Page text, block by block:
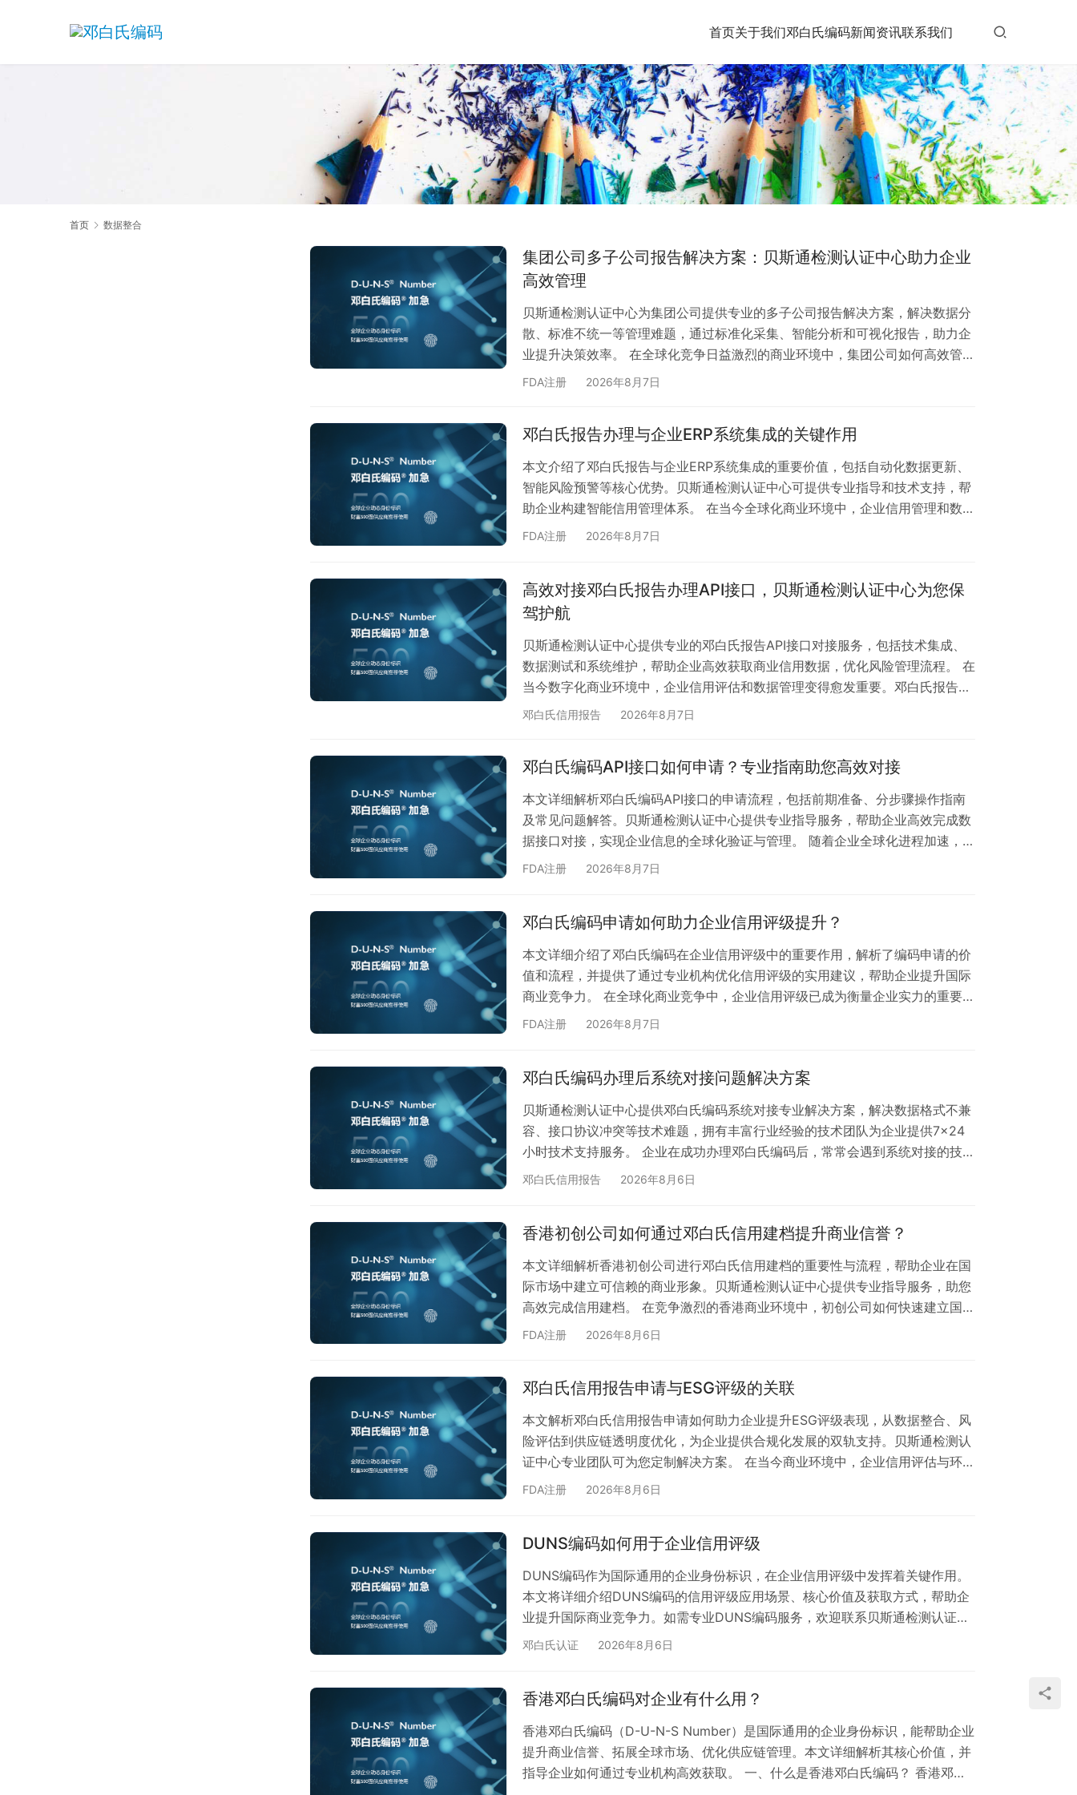
首页关于我们邓白氏编码新闻资讯联系我们
首页 数据整合
集团公司多子公司报告解决方案：贝斯通检测认证中心助力企业
高效管理
贝斯通检测认证中心为集团公司提供专业的多子公司报告解决方案，解决数据分
散、标准不统一等管理难题，通过标准化采集、智能分析和可视化报告，助力企
业提升决策效率。 在全球化竞争日益激烈的商业环境中，集团公司如何高效管理
旗下多子公司运营数据成为关键挑战。贝斯通检测认证中心凭借专业服务能力，
题： 子公司数据分散，难以形成统一视图 报告标准不统一，影响决策效率 合规
风…
FDA注册 2026年8月7日
邓白氏报告办理与企业ERP系统集成的关键作用
本文介绍了邓白氏报告与企业ERP系统集成的重要价值，包括自动化数据更新、
智能风险预警等核心优势。贝斯通检测认证中心可提供专业指导和技术支持，帮
助企业构建智能信用管理体系。 在当今全球化商业环境中，企业信用管理和数据
整合能力已成为核心竞争力。邓白氏报告作为国际通用的商业信用评估工具，与
等关键商业信息，广泛应用于： 供应商风险评估与管理 国际业务合作伙伴筛…
FDA注册 2026年8月7日
高效对接邓白氏报告办理API接口，贝斯通检测认证中心为您保
驾护航
贝斯通检测认证中心提供专业的邓白氏报告API接口对接服务，包括技术集成、
数据测试和系统维护，帮助企业高效获取商业信用数据，优化风险管理流程。 在
当今数字化商业环境中，企业信用评估和数据管理变得愈发重要。邓白氏报告作
为全球公认的商业信用评估标准，其API接口对接服务能够帮助企业实现数据的
测认证中心进行API接口对接？ 1. 专业技术支持：我们的技术团队精通…
邓白氏信用报告 2026年8月7日
邓白氏编码API接口如何申请？专业指南助您高效对接
本文详细解析邓白氏编码API接口的申请流程，包括前期准备、分步骤操作指南
及常见问题解答。贝斯通检测认证中心提供专业指导服务，帮助企业高效完成数
据接口对接，实现企业信息的全球化验证与管理。 随着企业全球化进程加速，邓
白氏编码（D-U-N-S Number）作为国际通用的企业身份标识，其API接口对接
的实时验证与数据同步，主要应用于：• 跨境贸易企业资质核…
FDA注册 2026年8月7日
邓白氏编码申请如何助力企业信用评级提升？
本文详细介绍了邓白氏编码在企业信用评级中的重要作用，解析了编码申请的价
值和流程，并提供了通过专业机构优化信用评级的实用建议，帮助企业提升国际
商业竞争力。 在全球化商业竞争中，企业信用评级已成为衡量企业实力的重要指
标。而邓白氏编码作为国际通用的企业身份标识，正被越来越多的金融机构和商
9位数字编码确保企业身份在全球范围内不被混淆 信用背书：国际金融机构普遍
采…
FDA注册 2026年8月7日
邓白氏编码办理后系统对接问题解决方案
贝斯通检测认证中心提供邓白氏编码系统对接专业解决方案，解决数据格式不兼
容、接口协议冲突等技术难题，拥有丰富行业经验的技术团队为企业提供7×24
小时技术支持服务。 企业在成功办理邓白氏编码后，常常会遇到系统对接的技术
难题。作为专业的检测认证服务机构，贝斯通检测认证中心为您提供一站式解决
版本不一致引发的通讯障碍 3. 验证流程复杂：身份认证环节的技…
邓白氏信用报告 2026年8月6日
香港初创公司如何通过邓白氏信用建档提升商业信誉？
本文详细解析香港初创公司进行邓白氏信用建档的重要性与流程，帮助企业在国
际市场中建立可信赖的商业形象。贝斯通检测认证中心提供专业指导服务，助您
高效完成信用建档。 在竞争激烈的香港商业环境中，初创公司如何快速建立国际
认可的商业信誉？邓白氏信用建档正成为越来越多企业的选择。作为专业的商业
够： 建立独立的商业身份识别 增强国际合作伙伴的信任度 提升在招标采购中
的…
FDA注册 2026年8月6日
邓白氏信用报告申请与ESG评级的关联
本文解析邓白氏信用报告申请如何助力企业提升ESG评级表现，从数据整合、风
险评估到供应链透明度优化，为企业提供合规化发展的双轨支持。贝斯通检测认
证中心专业团队可为您定制解决方案。 在当今商业环境中，企业信用评估与环境
社会治理（ESG）表现正形成紧密的协同关系。邓白氏信用报告作为国际通用的
数据，可直接对应ESG评级中的"公司治理（G）"维度。通过系统化整…
FDA注册 2026年8月6日
DUNS编码如何用于企业信用评级
DUNS编码作为国际通用的企业身份标识，在企业信用评级中发挥着关键作用。
本文将详细介绍DUNS编码的信用评级应用场景、核心价值及获取方式，帮助企
业提升国际商业竞争力。如需专业DUNS编码服务，欢迎联系贝斯通检测认证中
心客服团队。 在全球化商业环境中，企业信用评级直接影响着融资能力、投标资
认证：9位数字编码精准识别企业实体，避免名称相似导致的信用混淆…
邓白氏认证 2026年8月6日
香港邓白氏编码对企业有什么用？
香港邓白氏编码（D-U-N-S Number）是国际通用的企业身份标识，能帮助企业
提升商业信誉、拓展全球市场、优化供应链管理。本文详细解析其核心价值，并
指导企业如何通过专业机构高效获取。 一、什么是香港邓白氏编码？ 香港邓白